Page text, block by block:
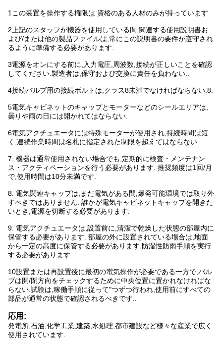
1この装置を操作する権限は 資格のある人材のみが持っています
2上記のスタッフが機器を使用している間,関連する使用説明書お
よび/または他の製品ファイルは,常にこの説明書の要件が遵守され
るように準備する必要があります.
3電源をオンにする前に,入力電圧,周波数,接続が正しいことを確認
してください.製造者は,保守および交換に責任を負わない..
4接続バルブ用の接続ボルトは,クラス8未満でなければならない.8.
5電気キャビネットのキャップとモーターなどのシールエリアは,
曇りや雨の日には開かれてはならない.
6電気アクチュエータには特殊モーターが使用され,持続時間は短
く,連続作業時間は名札に指定された制限を超えてはならない.
7. 機器は通常使用されない場合でも,定期的に検査・メンテナン
ス・アクティベーションを行う必要があります. 推奨頻度は1回/月
で,使用時間は10分未満です.
8. 電気関連キャップは,まだ電気がある間,爆発可能環境では取り外
すべきではありません. 誰かが電気キャビネットキャップを開きた
いとき,電源を切断する必要があります.
9. 電気アクチュエータは,設置前に,清潔で乾燥した状態の部屋内に
保管する必要があります. 部屋の外に設置されている場合は,地面
から一定の高度に保管する必要があります.防湿性防雨手順を実行
する必要があります.
10設置または再設置後に最初の電気操作が必要である一方で,バル
ブは開/閉方向をチェックするために中央位置に置かれなければな
らない.試験は,稼働手順に従って"つずつ行われ,使用前にすべての
部品が通常の状態で確認されるべきです..
応用:
発電所,石油,化学工業,建築,水処理,都市建設など様々な産業で広く
使用されています.